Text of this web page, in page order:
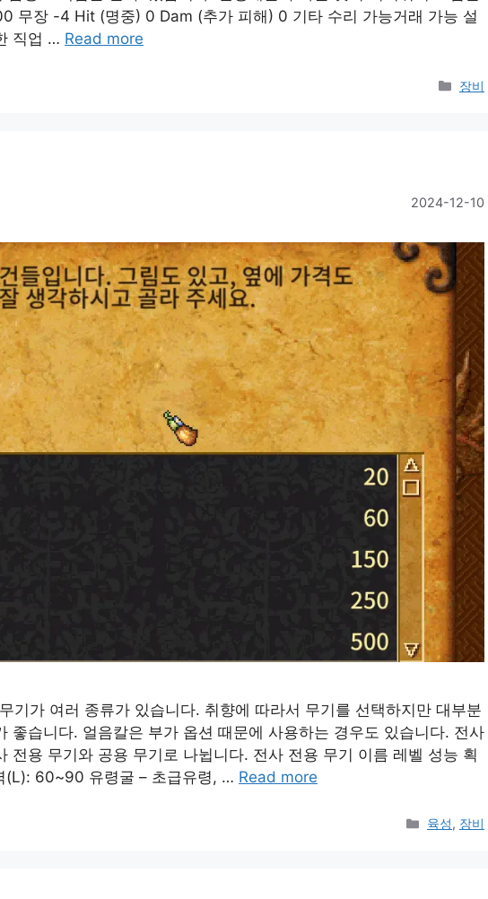
무장 -4 Hit (명중) 0 Dam (추가 피해) 0 기타 수리 가능거래 가능 설
직업 … Read more
장비
2024-12-10
기가 여러 종류가 있습니다. 취향에 따라서 무기를 선택하지만 대부분
좋습니다. 얼음칼은 부가 옵션 때문에 사용하는 경우도 있습니다. 전사
전용 무기와 공용 무기로 나뉩니다. 전사 전용 무기 이름 레벨 성능 획
(L): 60~90 유령굴 – 초급유령, … Read more
Categories
육성, 장비